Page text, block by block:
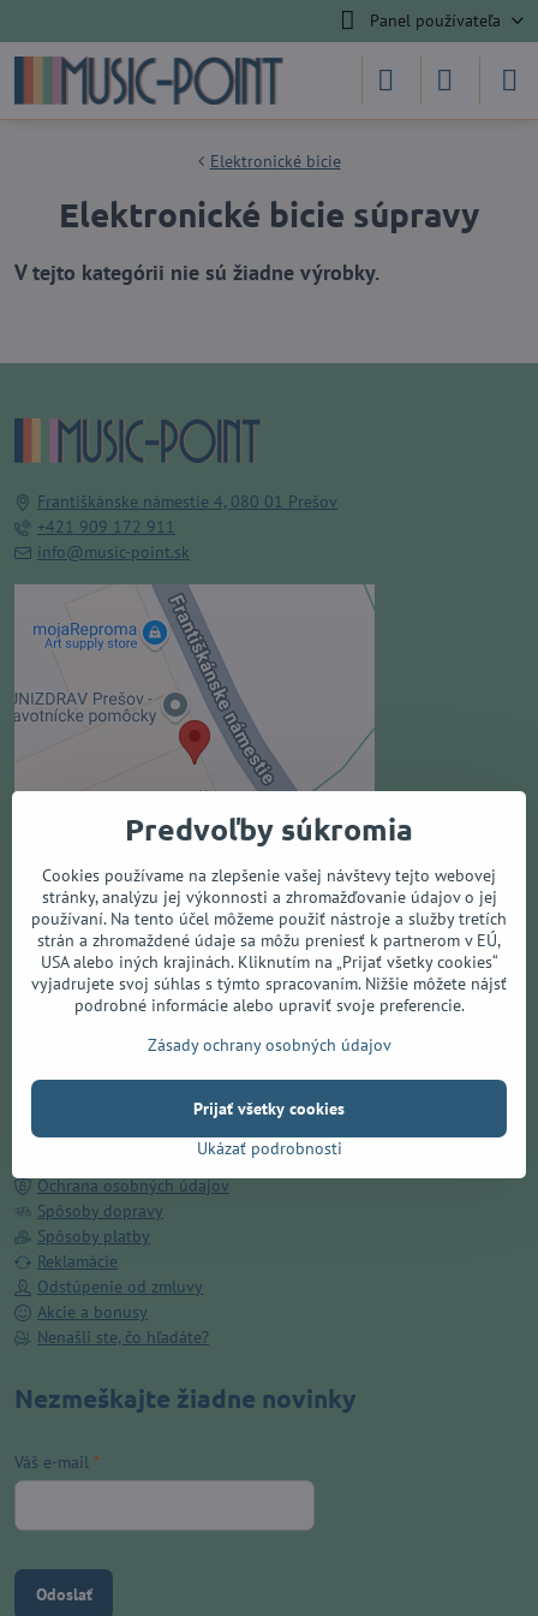
Panel používateľa
Elektronické bicie
Elektronické bicie súpravy
Františkánske námestie 4, 080 01 Prešov
+421 909 172 911
info@music-point.sk
Externý obsah je blokovaný
Voľbami súkromia
Prajete si načítať externý obsah?
Povoliť tentokrát
Povoliť a zapamätať - súhlas s
Otvoriť obsah v novom okne
Všetko o nákupe
Doručenie ZADARMO v Prešove
Kamenná predajňa
Obchodné podmienky
Ochrana osobných údajov
Spôsoby dopravy
Spôsoby platby
Reklamácie
Odstúpenie od zmluvy
Akcie a bonusy
Nenašli ste, čo hľadáte?
Nezmeškajte žiadne novinky
Váš e-mail *
Odoslať
Predvoľby súkromia
Cookies používame na zlepšenie vašej návštevy tejto webovej
stránky, analýzu jej výkonnosti a zhromažďovanie údajov o jej
používaní. Na tento účel môžeme použiť nástroje a služby tretích
strán a zhromaždené údaje sa môžu preniesť k partnerom v EÚ,
USA alebo iných krajinách. Kliknutím na „Prijať všetky cookies“
vyjadrujete svoj súhlas s týmto spracovaním. Nižšie môžete nájsť
podrobné informácie alebo upraviť svoje preferencie.
Zásady ochrany osobných údajov
Ukázať podrobnosti
Prijať všetky cookies